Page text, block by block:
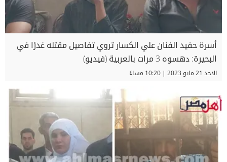
أسرة حفيد الفنان علي الكسار تروي تفاصيل مقتله غدرًا في
البحيرة: دهسوه 3 مرات بالعربية (فيديو)
الاحد 21 مايو 2023 | 10:20 مساءً